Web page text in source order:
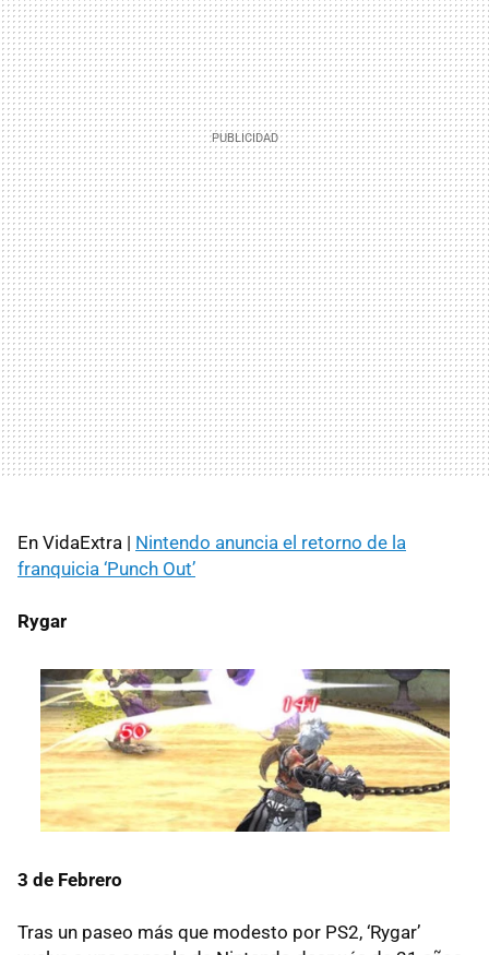
En VidaExtra | Nintendo anuncia el retorno de la
franquicia ‘Punch Out’
Rygar
3 de Febrero
Tras un paseo más que modesto por PS2, ‘Rygar’